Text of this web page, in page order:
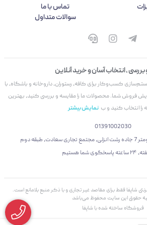
تماس با ما
سوالات متداول
، انتخاب آسان و خرید آنلاین
کسب‌وکار برای کافه، رستوران، داروخانه و باشگاه، با
فروش شما. محصولات ما را مقایسه و بررسی کنید، بهترین
را انتخاب کنید و ب نمایش بیشتر
01391002030
دوم
شاپفا فقط برای مقاصد غیر تجاری و با ذکر منبع بلامانع است.
حقوق اين سايت محفوظ می‌باشد
فروشگاه ساخته شده با شاپفا